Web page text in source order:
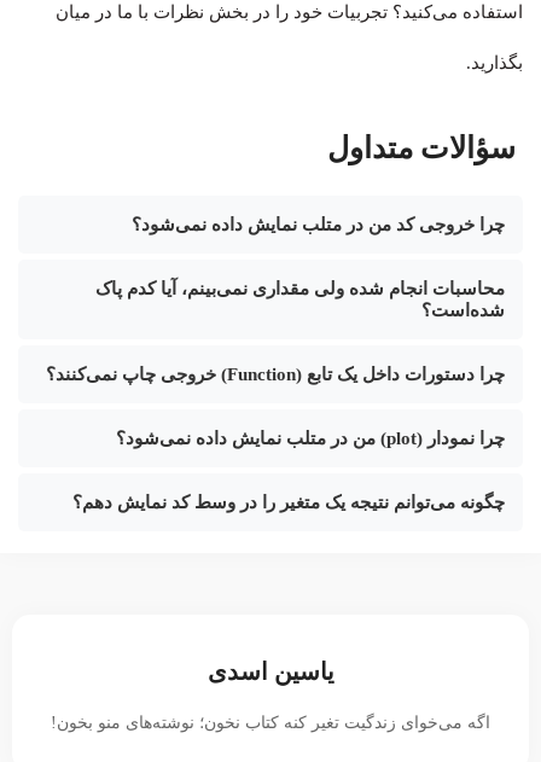
استفاده می‌کنید؟ تجربیات خود را در بخش نظرات با ما در میان
بگذارید.
سؤالات متداول
چرا خروجی کد من در متلب نمایش داده نمی‌شود؟
محاسبات انجام شده ولی مقداری نمی‌بینم، آیا کدم پاک
شده‌است؟
چرا دستورات داخل یک تابع (Function) خروجی چاپ نمی‌کنند؟
چرا نمودار (plot) من در متلب نمایش داده نمی‌شود؟
چگونه می‌توانم نتیجه یک متغیر را در وسط کد نمایش دهم؟
یاسین اسدی
اگه می‌خوای زندگیت تغیر کنه کتاب نخون؛ نوشته‌های منو بخون!